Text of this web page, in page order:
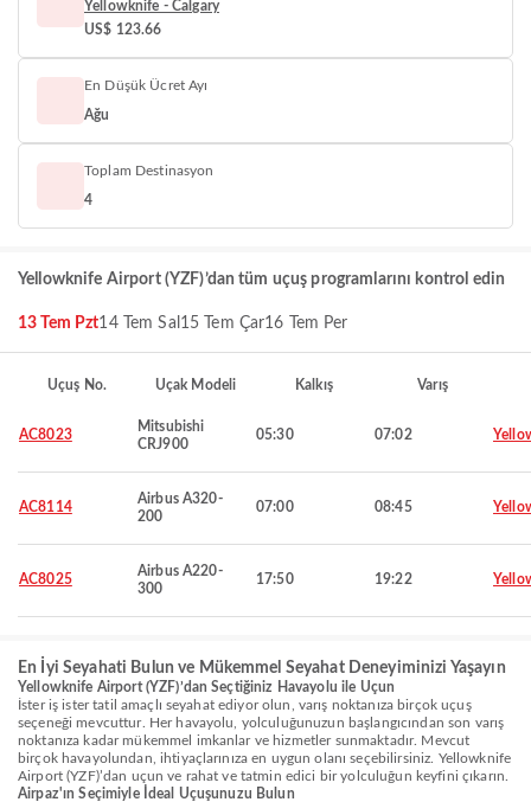
Yellowknife - Calgary
US$ 123.66
En Düşük Ücret Ayı
Ağu
Toplam Destinasyon
4
Yellowknife Airport (YZF)’dan tüm uçuş programlarını kontrol edin
13 Tem Pzt14 Tem Sal 15 Tem Çar16 Tem Per
Uçuş No. Uçak Modeli Kalkış Varış
AC8023
Mitsubishi
CRJ900
05:30 07:02
AC8114
Airbus A320-
200
07:00 08:45
AC8025
Airbus A220-
300
17:50 19:22
En İyi Seyahati Bulun ve Mükemmel Seyahat Deneyiminizi Yaşayın
Yellowknife Airport (YZF)’dan Seçtiğiniz Havayolu ile Uçun
İster iş ister tatil amaçlı seyahat ediyor olun, varış noktanıza birçok uçuş
seçeneği mevcuttur. Her havayolu, yolculuğunuzun başlangıcından son varış
noktanıza kadar mükemmel imkanlar ve hizmetler sunmaktadır. Mevcut
birçok havayolundan, ihtiyaçlarınıza en uygun olanı seçebilirsiniz. Yellowknife
Airport (YZF)’dan uçun ve rahat ve tatmin edici bir yolculuğun keyfini çıkarın.
Airpaz'ın Seçimiyle İdeal Uçuşunuzu Bulun